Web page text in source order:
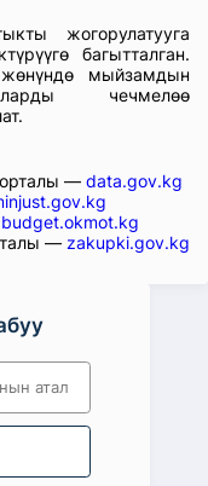
жогорулатууга
багытталган.
мыйзамдын
чечмелөө
— data.gov.kg
budget.okmot.kg
— zakupki.gov.kg